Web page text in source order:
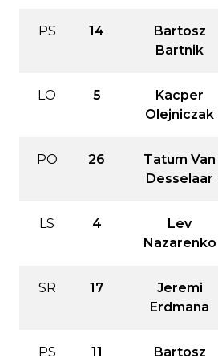
PS 14
Bartosz
Bartnik
LO 5
Kacper
Olejniczak
PO 26
Tatum Van
Desselaar
LS 4
Lev
Nazarenko
SR 17
Jeremi
Erdmana
PS 11
Bartosz